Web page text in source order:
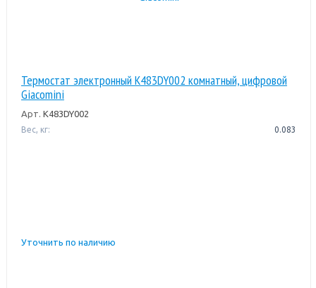
Термостат электронный K483DY002 комнатный, цифровой
Giacomini
Арт. K483DY002
Вес, кг: 0.083
Уточнить по наличию